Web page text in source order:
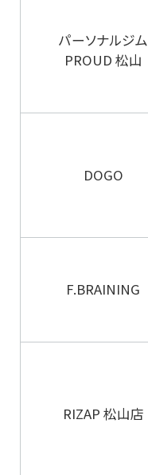
パーソナルジム
PROUD 松山
DOGO
F.BRAINING
RIZAP 松山店